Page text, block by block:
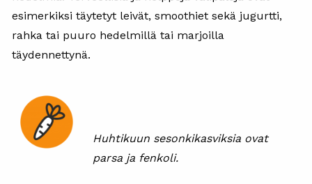
esimerkiksi täytetyt leivät, smoothiet sekä jugurtti,
rahka tai puuro hedelmillä tai marjoilla
täydennettynä.
Huhtikuun sesonkikasviksia ovat
parsa ja fenkoli.